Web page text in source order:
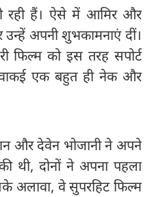
रही हैं। ऐसे में आमिर और
अपनी शुभकामनाएं दीं।
फिल्म को इस तरह सपोर्ट
एक बहुत ही नेक और
और देवेन भोजानी ने अपने
थी, दोनों ने अपना पहला
अलावा, वे सुपरहिट फिल्म